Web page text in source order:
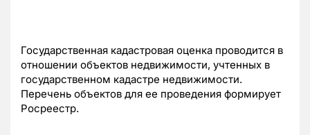
Государственная кадастровая оценка проводится в
отношении объектов недвижимости, учтенных в
государственном кадастре недвижимости.
Перечень объектов для ее проведения формирует
Росреестр.